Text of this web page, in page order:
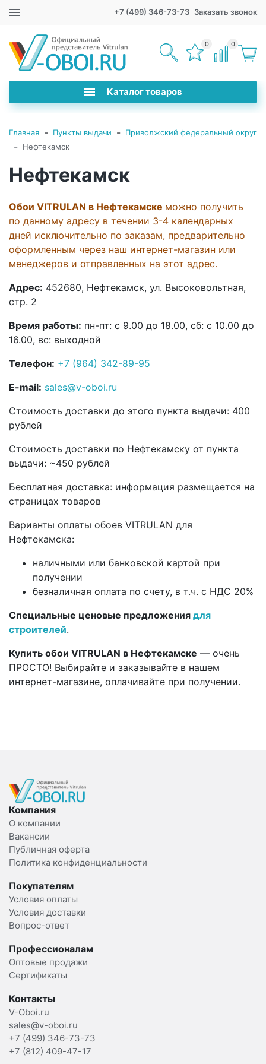
+7 (499) 346-73-73 Заказать звонок
0 0
Каталог товаров
Главная - Пункты выдачи - Приволжский федеральный округ
- Нефтекамск
Нефтекамск
Обои VITRULAN в Нефтекамске можно получить
по данному адресу в течении 3-4 календарных
дней исключительно по заказам, предварительно
оформленным через наш интернет-магазин или
менеджеров и отправленных на этот адрес.
Адрес: 452680, Нефтекамск, ул. Высоковольтная,
стр. 2
Время работы: пн-пт: с 9.00 до 18.00, сб: с 10.00 до
16.00, вс: выходной
Телефон: +7 (964) 342-89-95
E-mail: sales@v-oboi.ru
Стоимость доставки до этого пункта выдачи: 400
рублей
Стоимость доставки по Нефтекамску от пункта
выдачи: ~450 рублей
Бесплатная доставка: информация размещается на
страницах товаров
Варианты оплаты обоев VITRULAN для
Нефтекамска:
наличными или банковской картой при
получении
безналичная оплата по счету, в т.ч. с НДС 20%
Специальные ценовые предложения для
строителей.
Купить обои VITRULAN в Нефтекамске — очень
ПРОСТО! Выбирайте и заказывайте в нашем
интернет-магазине, оплачивайте при получении.
Компания
О компании
Вакансии
Публичная оферта
Политика конфиденциальности
Покупателям
Условия оплаты
Условия доставки
Вопрос-ответ
Профессионалам
Оптовые продажи
Сертификаты
Контакты
V-Oboi.ru
sales@v-oboi.ru
+7 (499) 346-73-73
+7 (812) 409-47-17